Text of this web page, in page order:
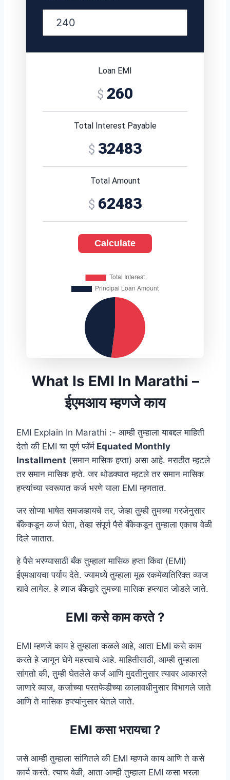
Loan EMI
260
Total Interest Payable
32483
Total Amount
62483
Calculate
What Is EMI In Marathi –
ईएमआय म्हणजे काय
EMI Explain In Marathi :- आम्‍ही तुम्हाला याबद्दल माहिती
देतो की EMI चा पूर्ण फॉर्म Equated Monthly
Installment (समान मासिक हप्ता) असा आहे. मराठीत म्हटले
तर समान मासिक हप्ते. जर थोडक्यात म्हटले तर समान मासिक
हप्त्यांच्या स्वरूपात कर्ज भरणे याला EMI म्हणतात.
जर सोप्या भाषेत समजव्हायचे तर, जेव्हा तुम्ही तुमच्या गरजेनुसार
बँकेकडून कर्ज घेता, तेव्हा संपूर्ण पैसे बँकेकडून तुम्हाला एकाच वेळी
दिले जातात.
हे पैसे भरण्यासाठी बँक तुम्हाला मासिक हप्ता किंवा (EMI)
ईएमआयचा पर्याय देते. ज्यामध्ये तुम्हाला मूळ रकमेव्यतिरिक्त व्याज
द्यावे लागेल. हे व्याज बँकेद्वारे तुमच्या मासिक हप्त्यात जोडले जाते.
EMI कसे काम करते ?
EMI म्हणजे काय हे तुम्हाला कळले आहे, आता EMI कसे काम
करते हे जाणून घेणे महत्त्वाचे आहे. माहितीसाठी, आम्ही तुम्हाला
सांगतो की, तुम्ही घेतलेले कर्ज आणि मुदतीनुसार त्यावर आकारले
जाणारे व्याज, कर्जाच्या परतफेडीच्या कालावधीनुसार विभागले जाते
आणि ते मासिक हप्त्यांनुसार घेतले जाते.
EMI कसा भरायचा ?
जसे आम्ही तुम्हाला सांगितले की EMI म्हणजे काय आणि ते कसे
कार्य करते. त्याच वेळी, आता आम्ही तुम्हाला EMI कसा भरला